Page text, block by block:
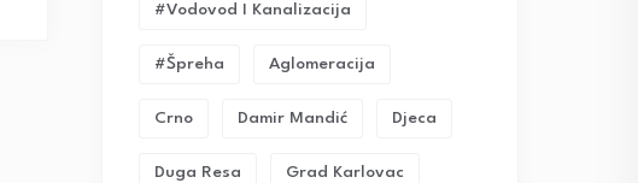
#vodovod I Kanalizacija
#Špreha Aglomeracija
Crno Damir Mandić Djeca
Duga Resa Grad Karlovac